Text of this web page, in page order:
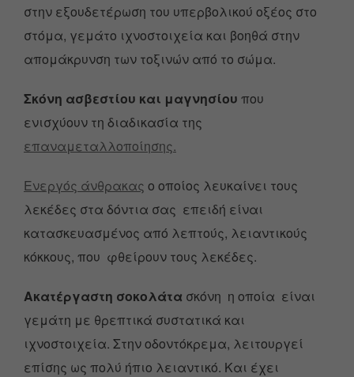
στην εξουδετέρωση του υπερβολικού οξέος στο
στόμα, γεμάτο ιχνοστοιχεία και βοηθά στην
απομάκρυνση των τοξινών από το σώμα.
Σκόνη ασβεστίου και μαγνησίου που
ενισχύουν τη διαδικασία της
επαναμεταλλοποίησης.
Ενεργός άνθρακας ο οποίος λευκαίνει τους
λεκέδες στα δόντια σας επειδή είναι
κατασκευασμένος από λεπτούς, λειαντικούς
κόκκους, που φθείρουν τους λεκέδες.
Ακατέργαστη σοκολάτα σκόνη η οποία είναι
γεμάτη με θρεπτικά συστατικά και
ιχνοστοιχεία. Στην οδοντόκρεμα, λειτουργεί
επίσης ως πολύ ήπιο λειαντικό. Και έχει